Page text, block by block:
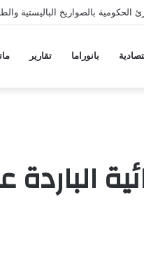
بالصواريخ الباليستية
بانوراما تقارير